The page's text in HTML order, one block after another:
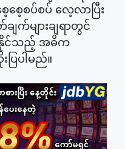
စေ့စပ်စပ် လေ့လာပြီး
က်များချရာတွင်
င်သည့် အဓိက
ပြပါမည်။